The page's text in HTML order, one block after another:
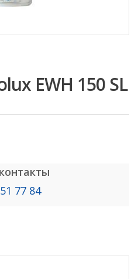
EWH 150 SL
77 84